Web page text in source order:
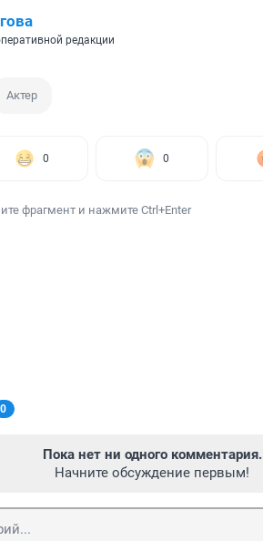
редакции
Актер
0 0
фрагмент и нажмите Ctrl+Enter
0
Пока нет ни одного комментария.
Начните обсуждение первым!